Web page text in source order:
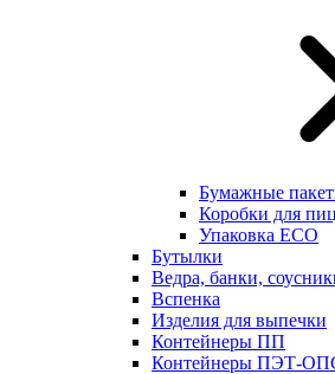
Бумажные
Коробки для
Упаковка ECO
Бутылки
Ведра, банки,
Вспенка
Изделия для выпечки
Контейнеры ПП
Контейнеры ПЭТ-